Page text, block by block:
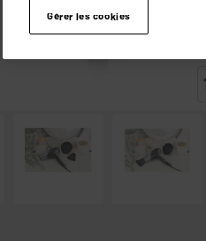
Gérer les cookies